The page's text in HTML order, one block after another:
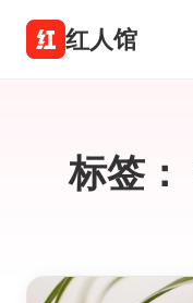
红人馆
标签：